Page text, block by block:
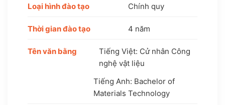
Loại hình đào tạo Chính quy
Thời gian đào tạo 4 năm
Tên văn bằng
Tiếng Việt: Cử nhân Công
nghệ vật liệu
Tiếng Anh: Bachelor of
Materials Technology